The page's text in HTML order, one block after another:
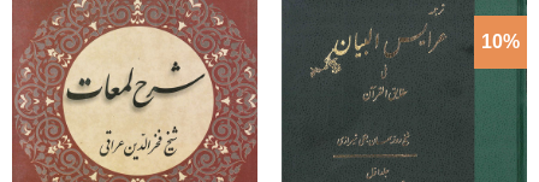
10%